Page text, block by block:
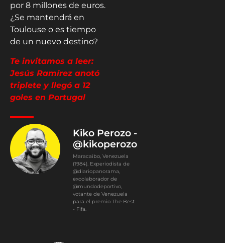
por 8 millones de euros.
¿Se mantendrá en
Toulouse o es tiempo
de un nuevo destino?
Te invitamos a leer:
Jesús Ramírez anotó
triplete y llegó a 12
goles en Portugal
Kiko Perozo -
@kikoperozo
Maracaibo, Venezuela
(1984). Experiodista de
@diariopanorama,
excolaborador de
@mundodeportivo,
votante de Venezuela
para el premio The Best
- Fifa.